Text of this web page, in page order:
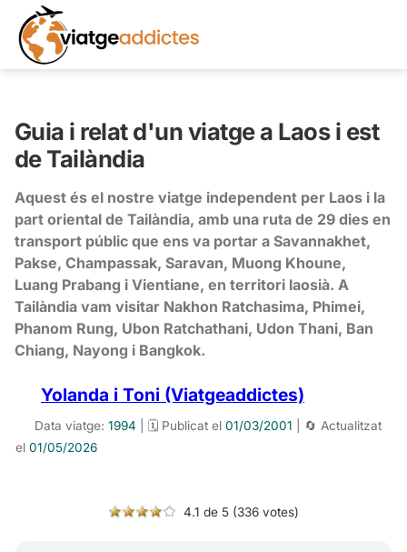
Guia i relat d'un viatge a Laos i est
de Tailàndia
Aquest és el nostre viatge independent per Laos i la
part oriental de Tailàndia, amb una ruta de 29 dies en
transport públic que ens va portar a Savannakhet,
Pakse, Champassak, Saravan, Muong Khoune,
Luang Prabang i Vientiane, en territori laosià. A
Tailàndia vam visitar Nakhon Ratchasima, Phimei,
Phanom Rung, Ubon Ratchathani, Udon Thani, Ban
Chiang, Nayong i Bangkok.
Yolanda i Toni (Viatgeaddictes)
Data viatge: 1994 | 🗓️ Publicat el 01/03/2001 | 🔄 Actualitzat
el 01/05/2026
4.1 de 5 (336 votes)